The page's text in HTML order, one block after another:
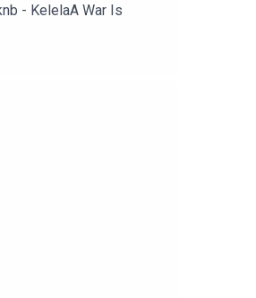
- KelelaA War Is